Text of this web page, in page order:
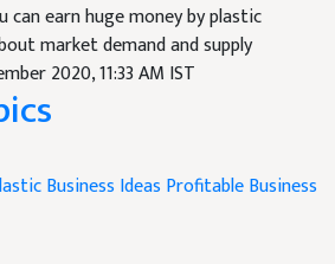
can earn huge money by plastic
market demand and supply
2020, 11:33 AM IST
Business Ideas Profitable Business